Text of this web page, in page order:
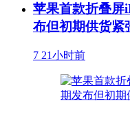
苹果首款折叠屏
布但初期供货紧
7 21小时前